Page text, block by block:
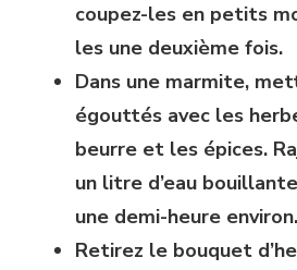
coupez-les en petits
les une deuxième fois.
Dans une marmite,
égouttés avec les
beurre et les épices.
un litre d’eau
une demi-heure environ.
Retirez le bouquet